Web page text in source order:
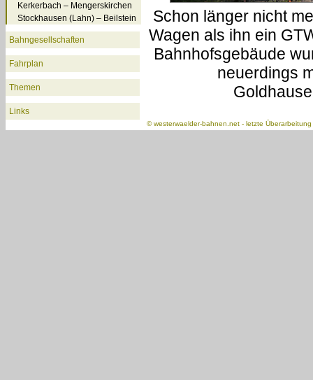
Kerkerbach – Mengerskirchen
Stockhausen (Lahn) – Beilstein
Bahngesellschaften
Fahrplan
Themen
Links
Schon länger nicht
Wagen als ihn ein
Bahnhofsgebäude
neuerdings
©westerwaelder-bahnen.net - letzte